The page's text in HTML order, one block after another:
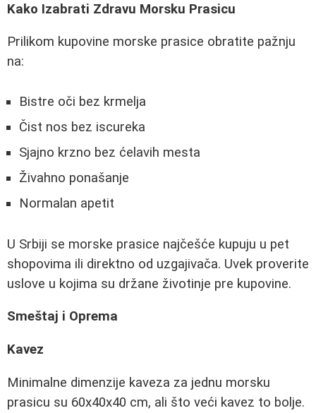
Kako Izabrati Zdravu Morsku Prasicu
Prilikom kupovine morske prasice obratite pažnju
na:
Bistre oči bez krmelja
Čist nos bez iscureka
Sjajno krzno bez ćelavih mesta
Živahno ponašanje
Normalan apetit
U Srbiji se morske prasice najčešće kupuju u pet
shopovima ili direktno od uzgajivača. Uvek proverite
uslove u kojima su držane životinje pre kupovine.
Smeštaj i Oprema
Kavez
Minimalne dimenzije kaveza za jednu morsku
prasicu su 60x40x40 cm, ali što veći kavez to bolje.